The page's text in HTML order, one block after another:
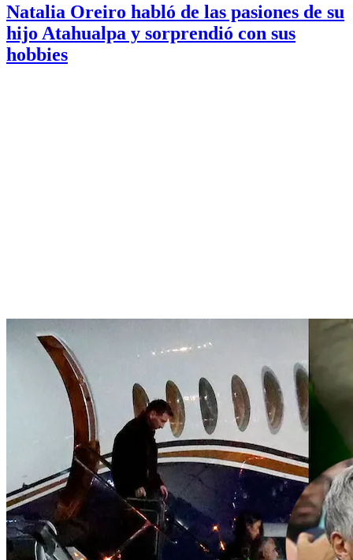
Natalia Oreiro habló de las pasiones de su
hijo Atahualpa y sorprendió con sus
hobbies